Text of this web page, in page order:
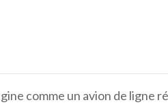
comme un avion de